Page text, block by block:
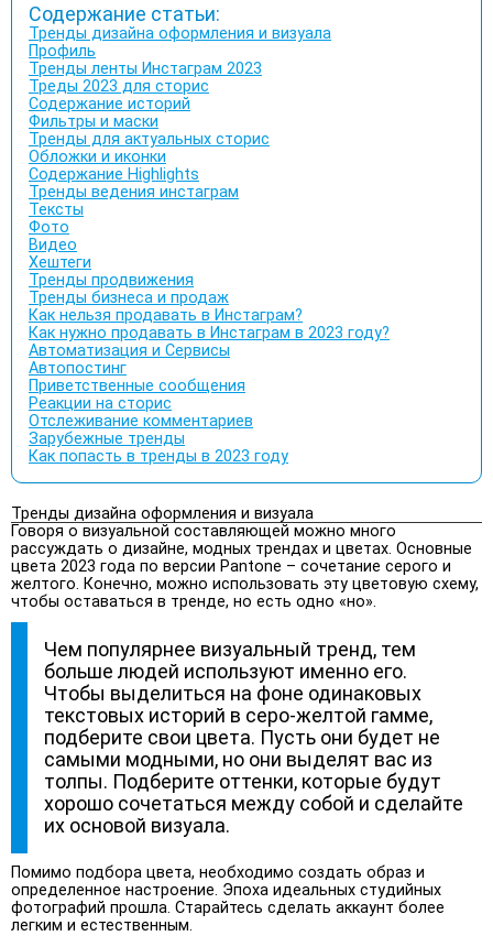
Содержание статьи:
Тренды дизайна оформления и визуала
Профиль
Тренды ленты Инстаграм 2023
Треды 2023 для сторис
Содержание историй
Фильтры и маски
Тренды для актуальных сторис
Обложки и иконки
Содержание Highlights
Тренды ведения инстаграм
Тексты
Фото
Видео
Хештеги
Тренды продвижения
Тренды бизнеса и продаж
Как нельзя продавать в Инстаграм?
Как нужно продавать в Инстаграм в 2023 году?
Автоматизация и Сервисы
Автопостинг
Приветственные сообщения
Реакции на сторис
Отслеживание комментариев
Зарубежные тренды
Как попасть в тренды в 2023 году
Тренды дизайна оформления и визуала
Говоря о визуальной составляющей можно много
рассуждать о дизайне, модных трендах и цветах. Основные
цвета 2023 года по версии Pantone – сочетание серого и
желтого. Конечно, можно использовать эту цветовую схему,
чтобы оставаться в тренде, но есть одно «но».
Чем популярнее визуальный тренд, тем
больше людей используют именно его.
Чтобы выделиться на фоне одинаковых
текстовых историй в серо-желтой гамме,
подберите свои цвета. Пусть они будет не
самыми модными, но они выделят вас из
толпы. Подберите оттенки, которые будут
хорошо сочетаться между собой и сделайте
их основой визуала.
Помимо подбора цвета, необходимо создать образ и
определенное настроение. Эпоха идеальных студийных
фотографий прошла. Старайтесь сделать аккаунт более
легким и естественным.